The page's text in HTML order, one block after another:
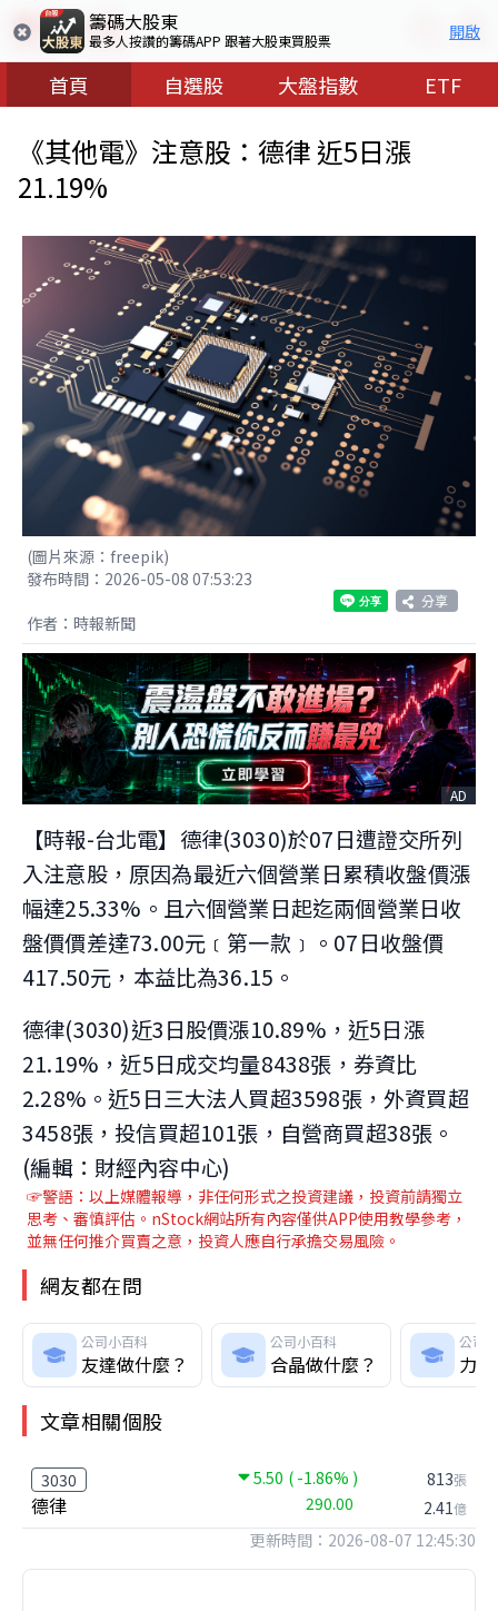
籌碼大股東
最多人按讚的籌碼APP 跟著大股東買股票 開啟
首頁 自選股 大盤指數 ETF
《其他電》注意股：德律 近5日漲
21.19%
(圖片來源：freepik)
發布時間：2026-05-08 07:53:23
分享
作者：時報新聞
AD
【時報-台北電】德律(3030)於07日遭證交所列
入注意股，原因為最近六個營業日累積收盤價漲
幅達25.33%。且六個營業日起迄兩個營業日收
盤價價差達73.00元﹝第一款﹞。07日收盤價
417.50元，本益比為36.15。
德律(3030)近3日股價漲10.89%，近5日漲
21.19%，近5日成交均量8438張，券資比
2.28%。近5日三大法人買超3598張，外資買超
3458張，投信買超101張，自營商買超38張。
(編輯：財經內容中心)
☞警語：以上媒體報導，非任何形式之投資建議，投資前請獨立
思考、審慎評估。nStock網站所有內容僅供APP使用教學參考，
並無任何推介買賣之意，投資人應自行承擔交易風險。
網友都在問
公司小百科
友達做什麼？
公司小百科
合晶做什麼？
公司
力
文章相關個股
3030 5.50 ( -1.86% )
德律 290.00
813張
2.41億
更新時間：2026-08-07 12:45:30